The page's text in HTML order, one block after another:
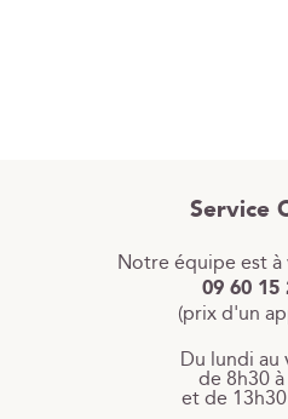
Service
Notre équipe est
09 60 15
(prix d'un
Du lundi au
de 8h30
et de